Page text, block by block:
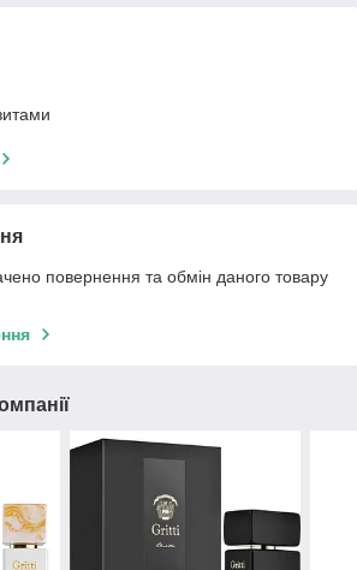
повернення та обмін даного товару